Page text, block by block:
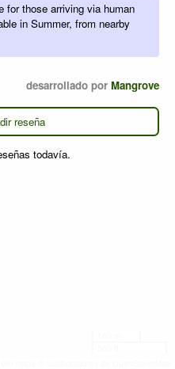
for those arriving via human
in Summer, from nearby
desarrollado por Mangrove
reseña
todavía.